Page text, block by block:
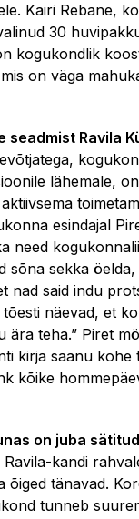
Kairi Rebane,
30
kogukondlik
on väga
seadmist Ravila
lähemale,
esindajal
need
sõna sekka
nad said indu
näevad, et
ära teha.” Piret
kirja saanu
kõike
on juba
kandi
õiged tänavad.
tunneb